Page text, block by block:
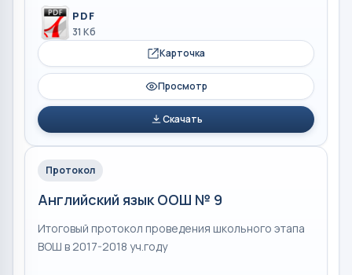
PDF
31 Кб
Карточка
Просмотр
Скачать
Протокол
Английский язык ООШ № 9
Итоговый протокол проведения школьного этапа
ВОШ в 2017-2018 уч.году